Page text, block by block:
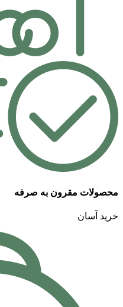
محصولات مقرون به صرفه
خرید آسان